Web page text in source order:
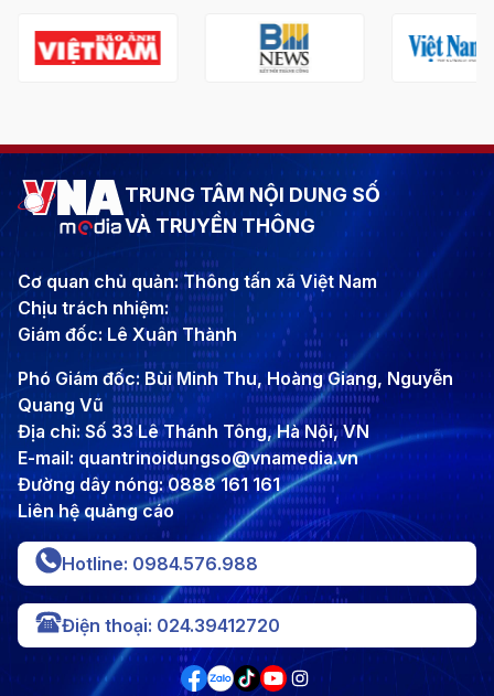
TRUNG TÂM NỘI DUNG SỐ
VÀ TRUYỀN THÔNG
Cơ quan chủ quản: Thông tấn xã Việt Nam
Chịu trách nhiệm:
Giám đốc: Lê Xuân Thành
Phó Giám đốc: Bùi Minh Thu, Hoàng Giang, Nguyễn
Quang Vũ
Địa chỉ: Số 33 Lê Thánh Tông, Hà Nội, VN
E-mail: quantrinoidungso@vnamedia.vn
Đường dây nóng: 0888 161 161
Liên hệ quảng cáo
Hotline: 0984.576.988
Điện thoại: 024.39412720